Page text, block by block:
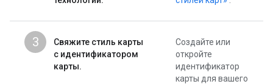
3
Свяжите стиль карты
с идентификатором
карты.
Создайте или
откройте
идентификатор
карты для вашего